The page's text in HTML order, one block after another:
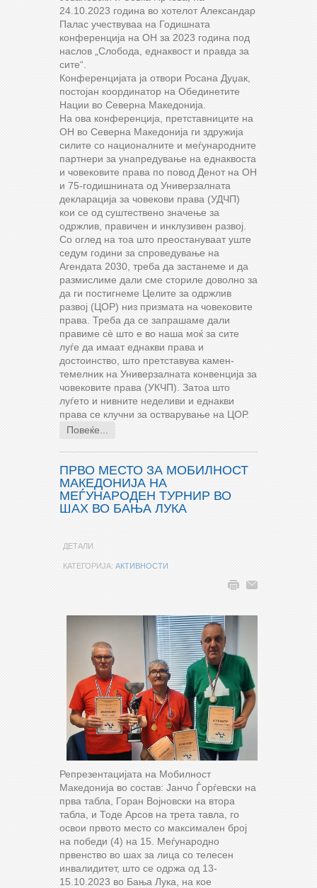
24.10.2023 година во хотелот Александар
Палас учествуваа на Годишната
конференција на ОН за 2023 година под
наслов „Слобода, еднаквост и правда за
сите“.
Конференцијата ја отвори Росана Дуџак,
постојан координатор на Обединетите
Нации во Северна Македонија.
На ова конференција, претставниците на
ОН во Северна Македонија ги здружија
силите со националните и меѓународните
партнери за унапредување на еднаквоста
и човековите права по повод Денот на OН
и 75-годишнината од Универзалната
декларација за човекови права (УДЧП)
кои се од суштествено значење за
одржлив, правичен и инклузивен развој.
Со оглед на тоа што преостануваат уште
седум години за спроведување на
Агендата 2030, треба да застанеме и да
размислиме дали сме сториле доволно за
да ги постигнеме Целите за одржлив
развој (ЦОР) низ призмата на човековите
права. Треба да се запрашаме дали
правиме сè што е во наша моќ за сите
луѓе да имаат еднакви права и
достоинство, што претставува камен-
темелник на Универзалната конвенција за
човековите права (УКЧП). Затоа што
луѓето и нивните неделиви и еднакви
права се клучни за остварување на ЦОР.
Повеќе...
ПРВО МЕСТО ЗА МОБИЛНОСТ
МАКЕДОНИЈА НА
МЕЃУНАРОДЕН ТУРНИР ВО
ШАХ ВО БАЊА ЛУКА
ДЕТАЛИ
КАТЕГОРИЈА: АКТИВНОСТИ
Репрезентацијата на Мобилност
Македонија во состав: Јанчо Ѓорѓевски на
прва табла, Горан Војновски на втора
табла, и Тоде Арсов на трета тавла, го
освои првото место со максимален број
на победи (4) на 15. Меѓународно
првенство во шах за лица со телесен
инвалидитет, што се одржа од 13-
15.10.2023 во Бања Лука, на кое